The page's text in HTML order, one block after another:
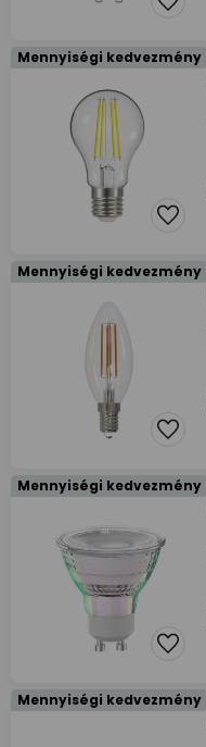
Mennyiségi kedvezmény
Mennyiségi kedvezmény
Mennyiségi kedvezmény
Mennyiségi kedvezmény